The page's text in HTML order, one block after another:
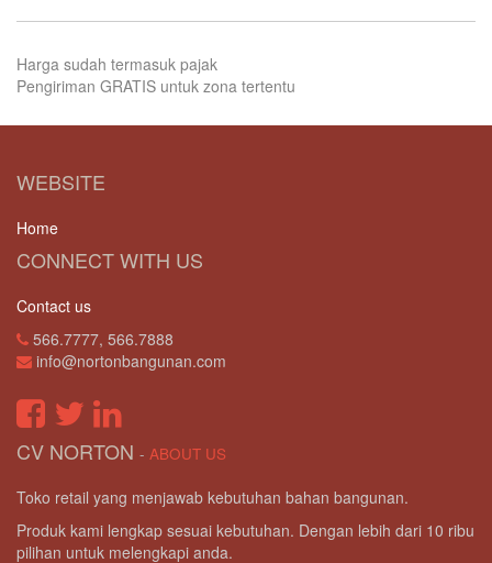
Harga sudah termasuk pajak
Pengiriman GRATIS untuk zona tertentu
WEBSITE
Home
CONNECT WITH US
Contact us
566.7777, 566.7888
info@nortonbangunan.com
CV NORTON - ABOUT US
Toko retail yang menjawab kebutuhan bahan bangunan.
Produk kami lengkap sesuai kebutuhan. Dengan lebih dari 10 ribu
pilihan untuk melengkapi anda.